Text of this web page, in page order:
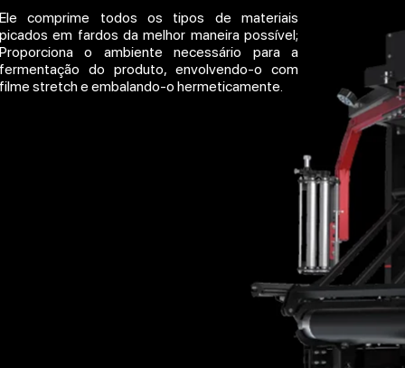
Ele comprime todos os tipos de materiais
picados em fardos da melhor maneira possível;
Proporciona o ambiente necessário para a
fermentação do produto, envolvendo-o com
filme stretch e embalando-o hermeticamente.